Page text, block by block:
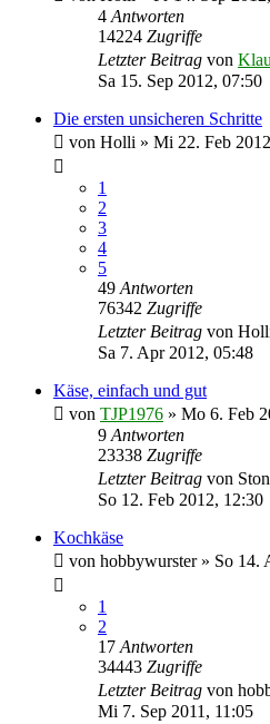
4 Antworten
14224 Zugriffe
Letzter Beitrag von
Sa 15. Sep 2012, 07:50
Die ersten unsicheren Schritte
von Holli » Mi 22. Feb
1
2
3
4
5
49 Antworten
76342 Zugriffe
Letzter Beitrag von
Sa 7. Apr 2012, 05:48
Käse, einfach und gut
von TJP1976 » Mo 6. Feb
9 Antworten
23338 Zugriffe
Letzter Beitrag von
So 12. Feb 2012, 12:30
Kochkäse
von hobbywurster» So 14.
1
2
17 Antworten
34443 Zugriffe
Letzter Beitrag von
Mi 7. Sep 2011, 11:05